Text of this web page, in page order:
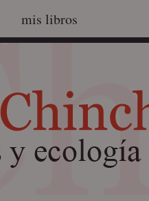
mis libros